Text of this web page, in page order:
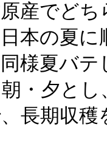
産でど
本の夏
様夏バ
・夕と
長期収